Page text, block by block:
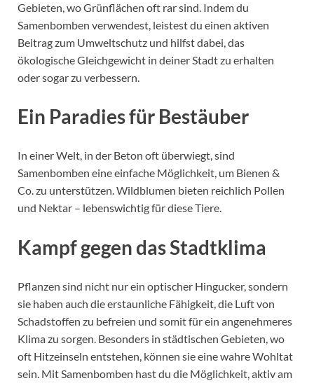
Gebieten, wo Grünflächen oft rar sind. Indem du
Samenbomben verwendest, leistest du einen aktiven
Beitrag zum Umweltschutz und hilfst dabei, das
ökologische Gleichgewicht in deiner Stadt zu erhalten
oder sogar zu verbessern.
Ein Paradies für Bestäuber
In einer Welt, in der Beton oft überwiegt, sind
Samenbomben eine einfache Möglichkeit, um Bienen &
Co. zu unterstützen. Wildblumen bieten reichlich Pollen
und Nektar – lebenswichtig für diese Tiere.
Kampf gegen das Stadtklima
Pflanzen sind nicht nur ein optischer Hingucker, sondern
sie haben auch die erstaunliche Fähigkeit, die Luft von
Schadstoffen zu befreien und somit für ein angenehmeres
Klima zu sorgen. Besonders in städtischen Gebieten, wo
oft Hitzeinseln entstehen, können sie eine wahre Wohltat
sein. Mit Samenbomben hast du die Möglichkeit, aktiv am